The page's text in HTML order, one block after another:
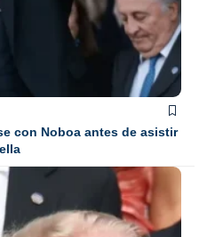
con Noboa antes de asistir